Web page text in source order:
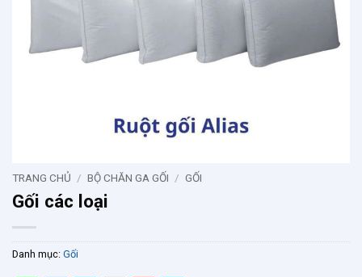
TRANG CHỦ / BỘ CHĂN GA GỐI / GỐI
Gối các loại
Danh mục: Gối